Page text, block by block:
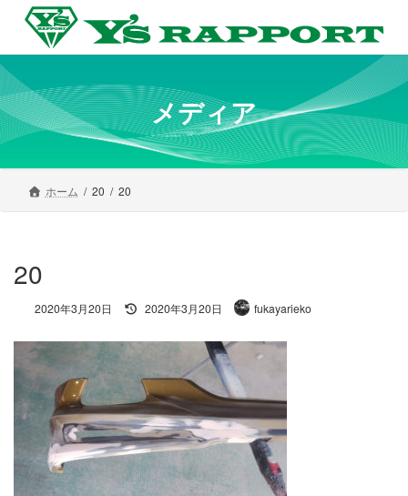
ン
ツ
へ
ス
キ
プ
ー
シ
ョ
ン
に
動
メディア
ホーム 20 20
20
2020年3月20日
最
時
:
2020年3月20日 fukayarieko